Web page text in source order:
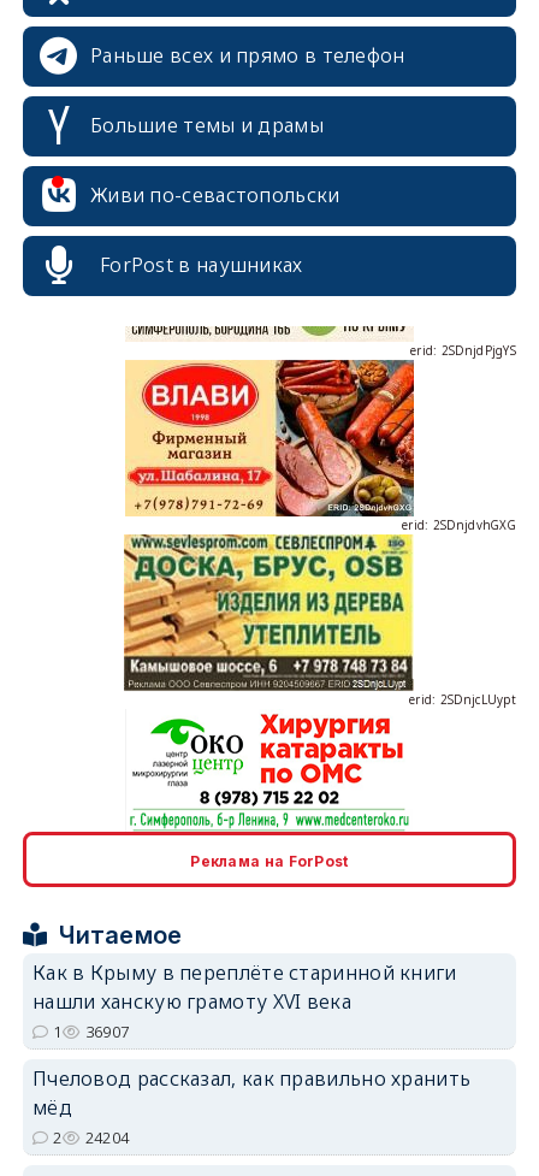
Раньше всех и прямо в телефон
Большие темы и драмы
Живи по-севастопольски
ForPost в наушниках
erid: 2SDnjcrDNw6
erid: 2SDnjdPjgYS
erid: 2SDnjdvhGXG
erid: 2SDnjcLUypt
Реклама на ForPost
Читаемое
Как в Крыму в переплёте старинной книги
нашли ханскую грамоту XVI века
1 36907
Пчеловод рассказал, как правильно хранить
мёд
2 24204